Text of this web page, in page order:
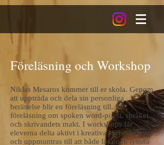
Föreläsning och Workshop
Niklas Mesaros kommer till er skola. Genom
att uppträda och dela sin personliga
berättelse blir en föreläsning till. En
föreläsning om spoken word-poesi, språket
och skrivandets makt. I workshops får
eleverna delta aktivt i kreativa skrivövningar
och uppmuntras till att både läsa och lyssna